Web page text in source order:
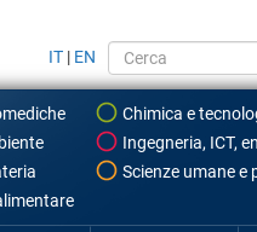
IT | EN
Chimica e
Ingegneria, ICT,
Scienze umane